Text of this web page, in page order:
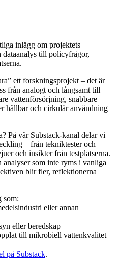
inlägg om projektets
till policyfrågor,
ett forskningsprojekt – det är
från analogt och långsamt till
vattenförsörjning, snabbare
hållbar och cirkulär användning
På vår Substack-kanal delar vi
– från tekniktester och
och insikter från testplatserna.
som inte ryms i vanliga
blir fler, reflektionerna
som:
eller annan
eller beredskap
till mikrobiell vattenkvalitet
på Substack.